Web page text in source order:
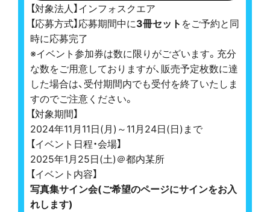
【対象法人】インフォスクエア
【応募方式】応募期間中に3冊セット をご予約と同
時に応募完了
※イベント参加券は数に限りがございます。充分
な数をご用意しておりますが、販売予定枚数に達
した場合は、受付期間内でも受付を終了いたしま
すのでご注意ください。
【対象期間】
2024年11月11日(月)～11月24日(日)まで
【イベント日程・会場】
2025年1月25日(土)＠都内某所
【イベント内容】
写真集サイン会(ご希望のページにサインをお入
れします)